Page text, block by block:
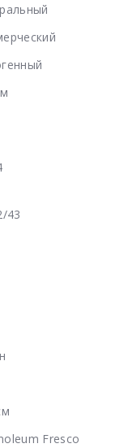
43
Fresco